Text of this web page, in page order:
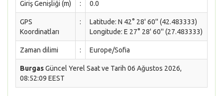
Giriş Genişliği (m) : 0.0
GPS
Koordinatları
:
Latitude: N 42° 28' 60'' (42.483333)
Longitude: E 27° 28' 60'' (27.483333)
Zaman dilimi : Europe/Sofia
BurgasGüncel Yerel Saat ve Tarih 06 Ağustos 2026,
08:52:09 EEST